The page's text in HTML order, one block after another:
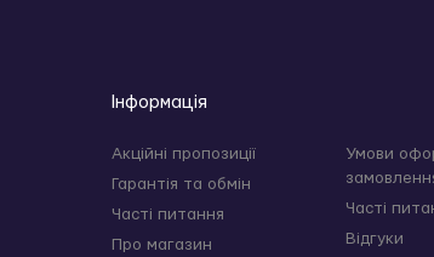
Мастурбатор Fleshlight STU —
Інформація
Акційні пропозиції
Гарантія та обмін
Часті питання
Про магазин
Умови
Часті
Відгуки